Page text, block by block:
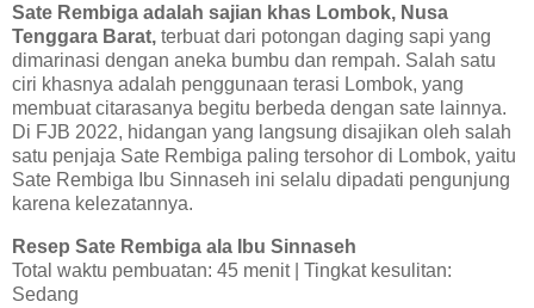
Sate Rembiga adalah sajian khas Lombok, Nusa
Tenggara Barat, terbuat dari potongan daging sapi yang
dimarinasi dengan aneka bumbu dan rempah. Salah satu
ciri khasnya adalah penggunaan terasi Lombok, yang
membuat citarasanya begitu berbeda dengan sate lainnya.
Di FJB 2022, hidangan yang langsung disajikan oleh salah
satu penjaja Sate Rembiga paling tersohor di Lombok, yaitu
Sate Rembiga Ibu Sinnaseh ini selalu dipadati pengunjung
karena kelezatannya.
Resep Sate Rembiga ala Ibu Sinnaseh
Total waktu pembuatan: 45 menit | Tingkat kesulitan:
Sedang